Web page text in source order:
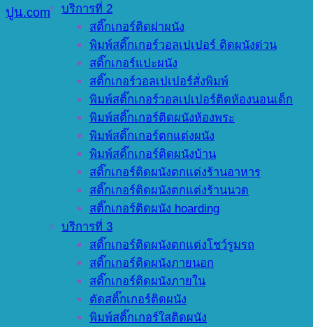
บริการที่ 2
สติ๊กเกอร์ติดฝาผนัง
พิมพ์สติ๊กเกอร์วอลเปเปอร์ ติดผนังด่วน
สติ๊กเกอร์แปะผนัง
สติ๊กเกอร์วอลเปเปอร์สั่งพิมพ์
พิมพ์สติ๊กเกอร์วอลเปเปอร์ติดห้องนอนเด็ก
พิมพ์สติ๊กเกอร์ติดผนังห้องพระ
พิมพ์สติ๊กเกอร์ตกแต่งผนัง
พิมพ์สติ๊กเกอร์ติดผนังบ้าน
สติ๊กเกอร์ติดผนังตกแต่งร้านอาหาร
สติ๊กเกอร์ติดผนังตกแต่งร้านนวด
สติ๊กเกอร์ติดผนัง hoarding
บริการที่ 3
สติ๊กเกอร์ติดผนังตกแต่งโชว์รูมรถ
สติ๊กเกอร์ติดผนังภายนอก
สติ๊กเกอร์ติดผนังภายใน
ตัดสติ๊กเกอร์ติดผนัง
พิมพ์สติ๊กเกอร์ใสติดผนัง
ปูน.com